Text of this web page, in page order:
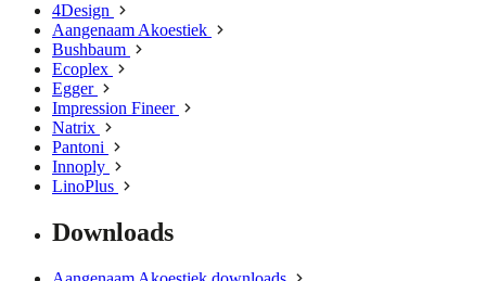
4Design
Aangenaam Akoestiek
Bushbaum
Ecoplex
Egger
Impression Fineer
Natrix
Pantoni
Innoply
LinoPlus
Downloads